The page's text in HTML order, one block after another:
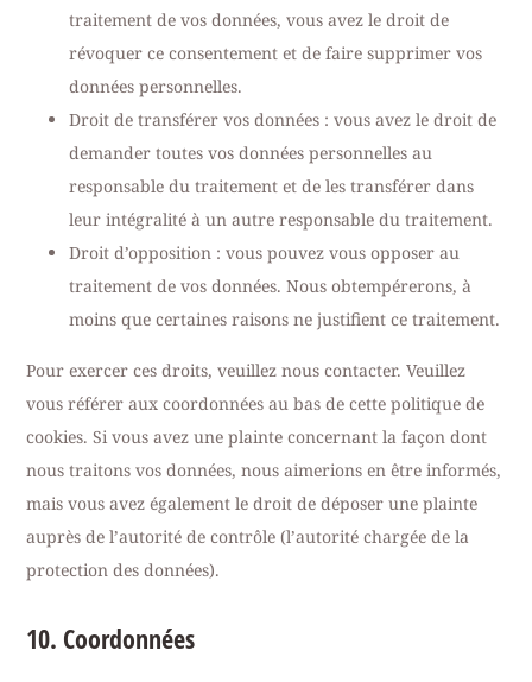
traitement de vos données, vous avez le droit de
révoquer ce consentement et de faire supprimer vos
données personnelles.
Droit de transférer vos données : vous avez le droit de
demander toutes vos données personnelles au
responsable du traitement et de les transférer dans
leur intégralité à un autre responsable du traitement.
Droit d’opposition : vous pouvez vous opposer au
traitement de vos données. Nous obtempérerons, à
moins que certaines raisons ne justifient ce traitement.
Pour exercer ces droits, veuillez nous contacter. Veuillez
vous référer aux coordonnées au bas de cette politique de
cookies. Si vous avez une plainte concernant la façon dont
nous traitons vos données, nous aimerions en être informés,
mais vous avez également le droit de déposer une plainte
auprès de l’autorité de contrôle (l’autorité chargée de la
protection des données).
10. Coordonnées